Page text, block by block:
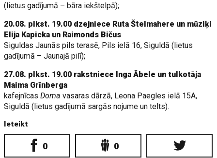
(lietus gadījumā – bāra iekštelpā);
20.08. plkst. 19.00 dzejniece Ruta Štelmahere un mūziķi
Elija Kapicka un Raimonds Bičus
Siguldas Jaunās pils terasē, Pils ielā 16, Siguldā (lietus
gadījumā – Jaunajā pilī);
27.08. plkst. 19.00 rakstniece Inga Ābele un tulkotāja
Maima Grīnberga
kafejnīcasDoma vasaras dārzā, Leona Paegles ielā 15A,
Siguldā (lietus gadījumā sargās nojume un telts).
Ieteikt
0 0